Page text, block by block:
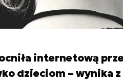
internetową
dzieciom – wynika